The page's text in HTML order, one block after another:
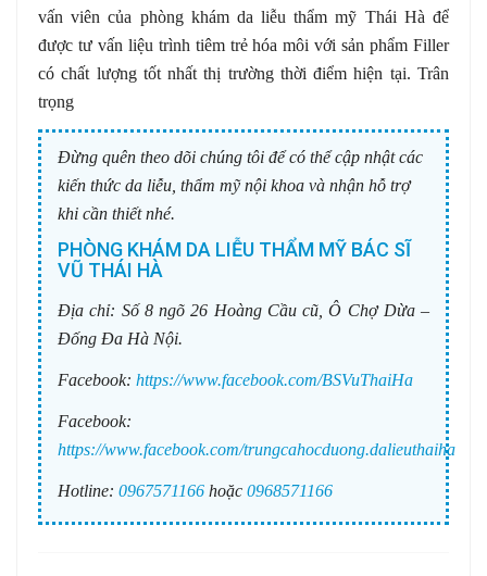
vấn viên của phòng khám da liễu thẩm mỹ Thái Hà để
được tư vấn liệu trình tiêm trẻ hóa môi với sản phẩm Filler
có chất lượng tốt nhất thị trường thời điểm hiện tại. Trân
trọng
Đừng quên theo dõi chúng tôi để có thể cập nhật các
kiến thức da liễu, thẩm mỹ nội khoa và nhận hỗ trợ
khi cần thiết nhé.
PHÒNG KHÁM DA LIỄU THẨM MỸ BÁC SĨ
VŨ THÁI HÀ
Địa chỉ: Số 8 ngõ 26 Hoàng Cầu cũ, Ô Chợ Dừa –
Đống Đa Hà Nội.
Facebook: https://www.facebook.com/BSVuThaiHa
Facebook:
https://www.facebook.com/trungcahocduong.dalieuthaiha
Hotline: 0967571166 hoặc 0968571166